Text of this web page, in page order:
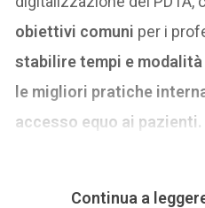
obiettivi comuni per i
stabilire tempi e
le migliori pratiche
accesso equo ai pazienti.
Continua a